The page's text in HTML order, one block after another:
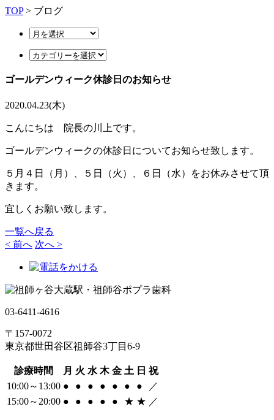
TOP> ブログ
ゴールデンウィーク休診日のお知らせ
2020.04.23(木)
こんにちは 院長の川上です。
ゴールデンウィークの休診日についてお知らせ致します。
５月４日（月）、５日（火）、６日（水）をお休みさせて頂
きます。
宜しくお願い致します。
一覧へ戻る
< 前へ 次へ >
03-6411-4616
〒157-0072
東京都世田谷区祖師谷3丁目6-9
診療時間 月 火 水 木 金 土 日 祝
10:00～13:00 ● ● ● ● ● ● ●
／
15:00～20:00 ● ● ● ● ● ★ ★ ／